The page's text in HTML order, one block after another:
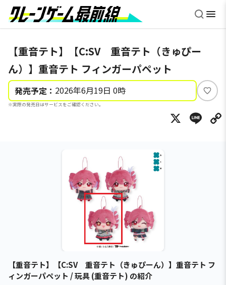
【重音テト】【C:SV 重音テト（きゅぴー
ん）】重音テト フィンガーパペット
発売予定： 2026年6月19日 0時
※実際の発売日はサービスをご確認ください。
い
ね
X
【重音テト】【C:SV 重音テト（きゅぴーん）】重音テト フ
ィンガーパペット / 玩具 (重音テト) の紹介